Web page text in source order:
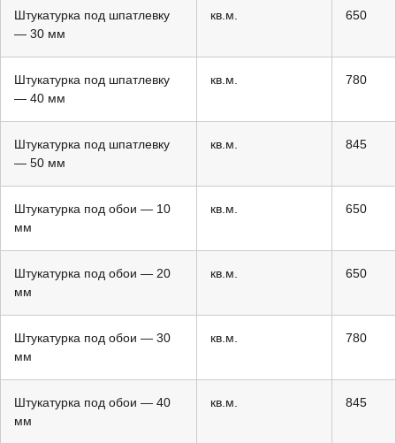
Штукатурка под шпатлевку
— 30 мм
кв.м. 650
Штукатурка под шпатлевку
— 40 мм
кв.м. 780
Штукатурка под шпатлевку
— 50 мм
кв.м. 845
Штукатурка под обои — 10
мм
кв.м. 650
Штукатурка под обои — 20
мм
кв.м. 650
Штукатурка под обои — 30
мм
кв.м. 780
Штукатурка под обои — 40
мм
кв.м. 845